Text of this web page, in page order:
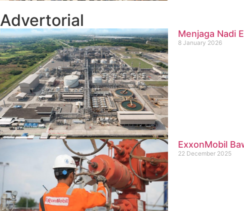
Advertorial
Menjaga Nadi
8 January 2026
ExxonMobil
22 December 2025